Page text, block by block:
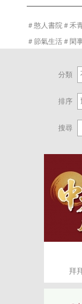
＃憨人書院＃ 禾
＃ 節氣生活＃ 閑
分類
排序
搜尋
拜